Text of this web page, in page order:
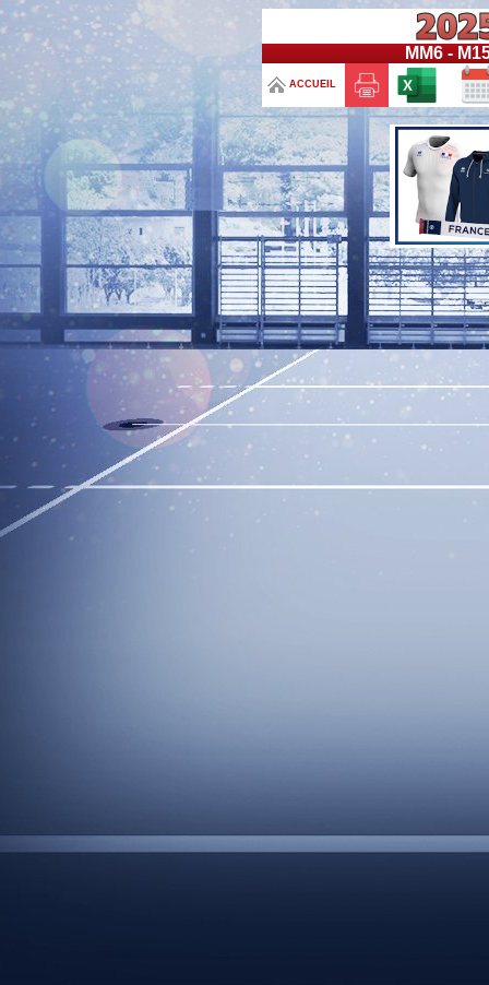
MM6 -
ACCUEIL